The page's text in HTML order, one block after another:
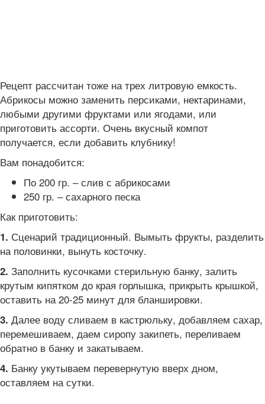
Рецепт рассчитан тоже на трех литровую емкость.
Абрикосы можно заменить персиками, нектаринами,
любыми другими фруктами или ягодами, или
приготовить ассорти. Очень вкусный компот
получается, если добавить клубнику!
Вам понадобится:
По 200 гр. – слив с абрикосами
250 гр. – сахарного песка
Как приготовить:
1. Сценарий традиционный. Вымыть фрукты, разделить
на половинки, вынуть косточку.
2. Заполнить кусочками стерильную банку, залить
крутым кипятком до края горлышка, прикрыть крышкой,
оставить на 20-25 минут для бланшировки.
3. Далее воду сливаем в кастрюльку, добавляем сахар,
перемешиваем, даем сиропу закипеть, переливаем
обратно в банку и закатываем.
4. Банку укутываем перевернутую вверх дном,
оставляем на сутки.